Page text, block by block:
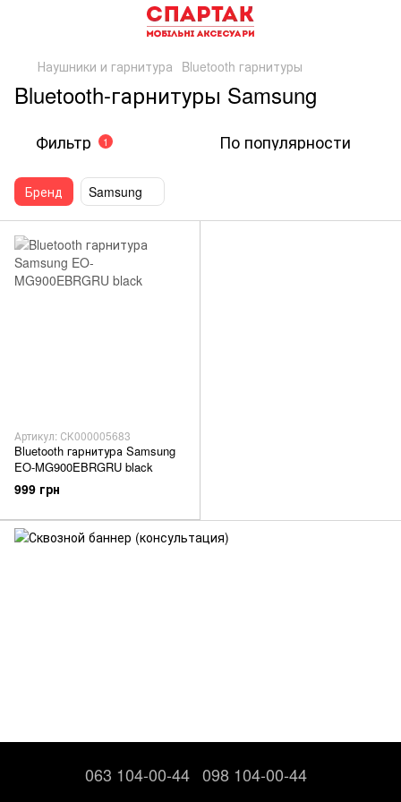
Наушники и гарнитура Bluetooth гарнитуры
Bluetooth-гарнитуры Samsung
Фильтр 1 По популярности
Бренд Samsung
Артикул: СК000005683
Bluetooth гарнитура Samsung
EO-MG900EBRGRU black
999 грн
063 104-00-44 098 104-00-44